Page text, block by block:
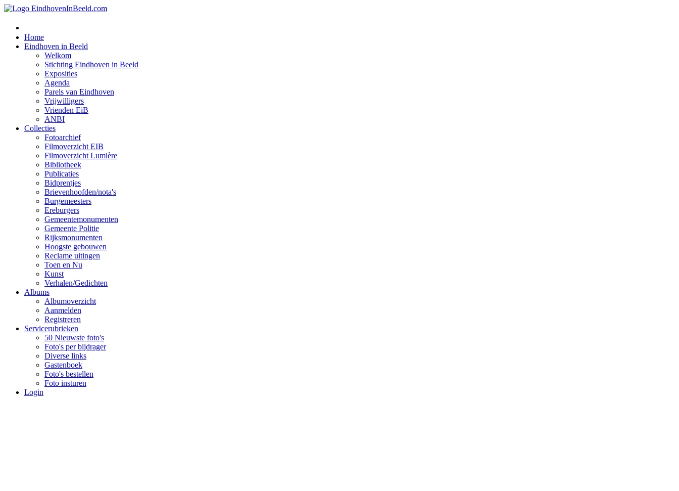
Home
Eindhoven in Beeld
Welkom
Stichting Eindhoven in Beeld
Exposities
Agenda
Parels van Eindhoven
Vrijwilligers
Vrienden EiB
ANBI
Collecties
Fotoarchief
Filmoverzicht EIB
Filmoverzicht Lumière
Bibliotheek
Publicaties
Bidprentjes
Brievenhoofden/nota's
Burgemeesters
Ereburgers
Gemeentemonumenten
Gemeente Politie
Rijksmonumenten
Hoogste gebouwen
Reclame uitingen
Toen en Nu
Kunst
Verhalen/Gedichten
Albums
Albumoverzicht
Aanmelden
Registreren
Servicerubrieken
50 Nieuwste foto's
Foto's per bijdrager
Diverse links
Gastenboek
Foto's bestellen
Foto insturen
Login